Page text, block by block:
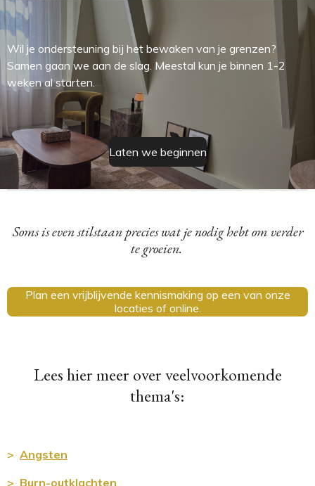
Wil je ondersteuning bij het bewaken van je grenzen?
Samen gaan we aan de slag. Meestal kun je binnen 1-2
weken al starten.
Laten we beginnen
Soms is even stilstaan precies wat je nodig hebt om verder
te groeien.
Plan een vrijblijvende kennismaking op een van onze
locaties of online.
Lees hier meer over veelvoorkomende
thema's:
> Angsten
> Burn-outklachten